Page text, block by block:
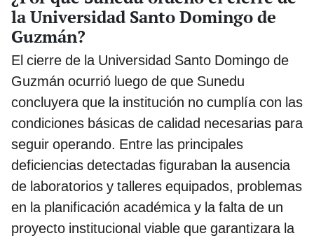
la Universidad Santo Domingo de
Guzmán?
El cierre de la Universidad Santo Domingo de
Guzmán ocurrió luego de que Sunedu
concluyera que la institución no cumplía con las
condiciones básicas de calidad necesarias para
seguir operando. Entre las principales
deficiencias detectadas figuraban la ausencia
de laboratorios y talleres equipados, problemas
en la planificación académica y la falta de un
proyecto institucional viable que garantizara la